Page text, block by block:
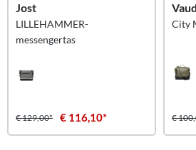
Jost
LILLEHAMMER-
messengertas
€ 129,00* € 116,10*
City
€